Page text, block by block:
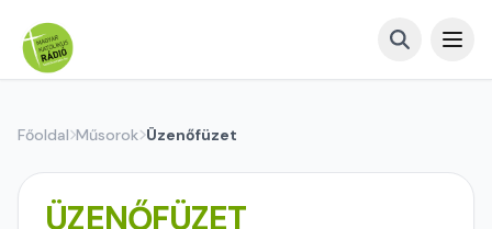
Főoldal Műsorok Üzenőfüzet
ÜZENŐFÜZET